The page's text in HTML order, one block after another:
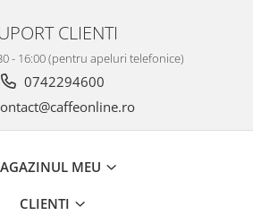
CLIENTI
- 16:00 (pentru apeluri telefonice)
0742294600
MEU
CLIENTI